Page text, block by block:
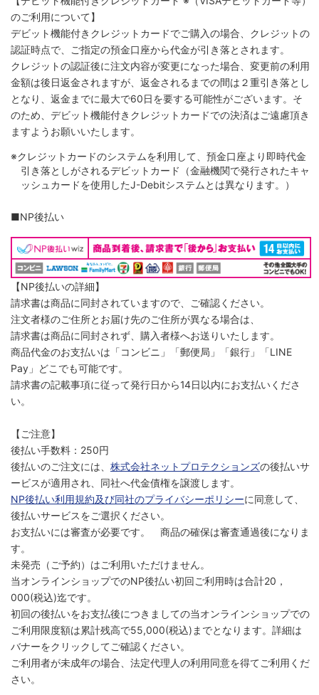
のご利用について】
デビット機能付きクレジットカードでご購入の場合、クレジットの
認証時点で、ご指定の預金口座から代金が引き落とされます。
クレジットの認証後に注文内容が変更になった場合、変更前の利用
金額は後日返金されますが、返金されるまでの間は２重引き落とし
となり、返金までに最大で60日を要する可能性がございます。そ
のため、デビット機能付きクレジットカードでの決済はご遠慮頂き
ますようお願いいたします。
※クレジットカードのシステムを利用して、預金口座より即時代金
引き落としがされるデビットカード（金融機関で発行されたキャ
ッシュカードを使用したJ-Debitシステムとは異なります。）
■NP後払い
【NP後払いの詳細】
請求書は商品に同封されていますので、ご確認ください。
注文者様のご住所とお届け先のご住所が異なる場合は、
請求書は商品に同封されず、購入者様へお送りいたします。
商品代金のお支払いは「コンビニ」「郵便局」「銀行」「LINE
Pay」どこでも可能です。
請求書の記載事項に従って発行日から14日以内にお支払いくださ
い。
【ご注意】
後払い手数料：250円
後払いのご注文には、 株式会社ネットプロテクションズの後払いサ
ービスが適用され、同社へ代金債権を譲渡します。
NP後払い利用規約及び同社のプライバシーポリシーに同意して、
後払いサービスをご選択ください。
お支払いには審査が必要です。 商品の確保は審査通過後になりま
す。
未発売（ご予約）はご利用いただけません。
当オンラインショップでのNP後払い初回ご利用時は合計20，
000(税込)迄です。
初回の後払いをお支払後につきましての当オンラインショップでの
ご利用限度額は累計残高で55,000(税込)までとなります。詳細は
バナーをクリックしてご確認ください。
ご利用者が未成年の場合、法定代理人の利用同意を得てご利用くだ
さい。